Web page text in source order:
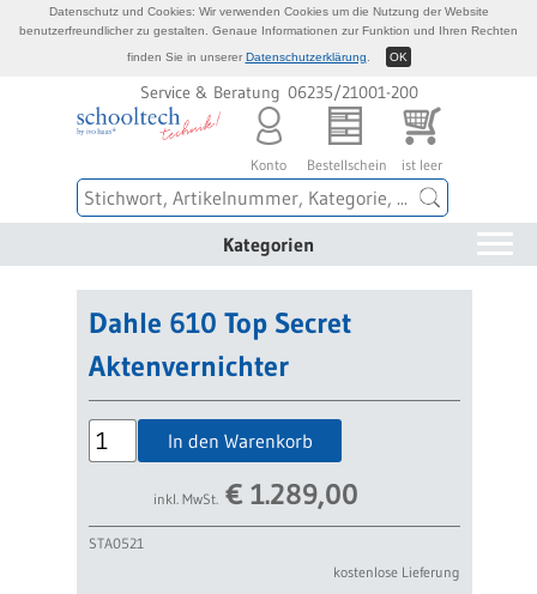
Service & Beratung 06235/21001-200
Konto Bestellschein ist leer
Kategorien
Dahle 610 Top Secret
Aktenvernichter
In den Warenkorb
inkl. MwSt. € 1.289,00
STA0521
kostenlose Lieferung
Datenschutz und Cookies: Wir verwenden Cookies um die Nutzung der Website
benutzerfreundlicher zu gestalten. Genaue Informationen zur Funktion und Ihren Rechten
finden Sie in unserer Datenschutzerklärung OK